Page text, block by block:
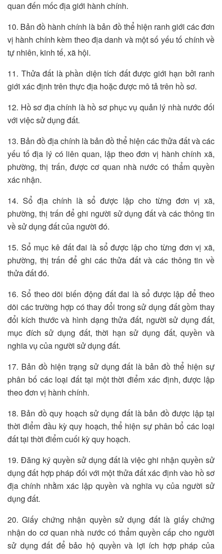
quan đến mốc địa giới hành chính.
10. Bản đồ hành chính là bản đồ thể hiện ranh giới các đơn
vị hành chính kèm theo địa danh và một số yếu tố chính về
tự nhiên, kinh tế, xã hội.
11. Thửa đất là phần diện tích đất được giới hạn bởi ranh
giới xác định trên thực địa hoặc được mô tả trên hồ sơ.
12. Hồ sơ địa chính là hồ sơ phục vụ quản lý nhà nước đối
với việc sử dụng đất.
13. Bản đồ địa chính là bản đồ thể hiện các thửa đất và các
yếu tố địa lý có liên quan, lập theo đơn vị hành chính xã,
phường, thị trấn, được cơ quan nhà nước có thẩm quyền
xác nhận.
14. Sổ địa chính là sổ được lập cho từng đơn vị xã,
phường, thị trấn để ghi người sử dụng đất và các thông tin
về sử dụng đất của người đó.
15. Sổ mục kê đất đai là sổ được lập cho từng đơn vị xã,
phường, thị trấn để ghi các thửa đất và các thông tin về
thửa đất đó.
16. Sổ theo dõi biến động đất đai là sổ được lập để theo
dõi các trường hợp có thay đổi trong sử dụng đất gồm thay
đổi kích thước và hình dạng thửa đất, người sử dụng đất,
mục đích sử dụng đất, thời hạn sử dụng đất, quyền và
nghĩa vụ của người sử dụng đất.
17. Bản đồ hiện trạng sử dụng đất là bản đồ thể hiện sự
phân bố các loại đất tại một thời điểm xác định, được lập
theo đơn vị hành chính.
18. Bản đồ quy hoạch sử dụng đất là bản đồ được lập tại
thời điểm đầu kỳ quy hoạch, thể hiện sự phân bổ các loại
đất tại thời điểm cuối kỳ quy hoạch.
19. Đăng ký quyền sử dụng đất là việc ghi nhận quyền sử
dụng đất hợp pháp đối với một thửa đất xác định vào hồ sơ
địa chính nhằm xác lập quyền và nghĩa vụ của người sử
dụng đất.
20. Giấy chứng nhận quyền sử dụng đất là giấy chứng
nhận do cơ quan nhà nước có thẩm quyền cấp cho người
sử dụng đất để bảo hộ quyền và lợi ích hợp pháp của